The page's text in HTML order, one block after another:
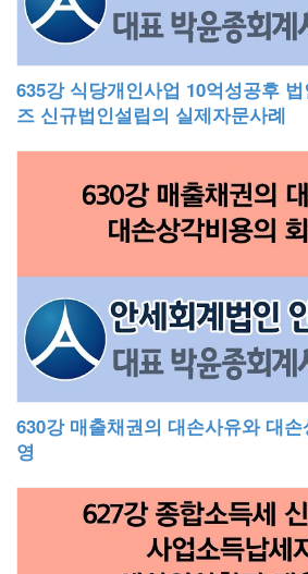
635강 식당개인사업 10억성공후
즈 신규법인설립의 실제자문사례
630강 매출채권의 대손사유와 대
영